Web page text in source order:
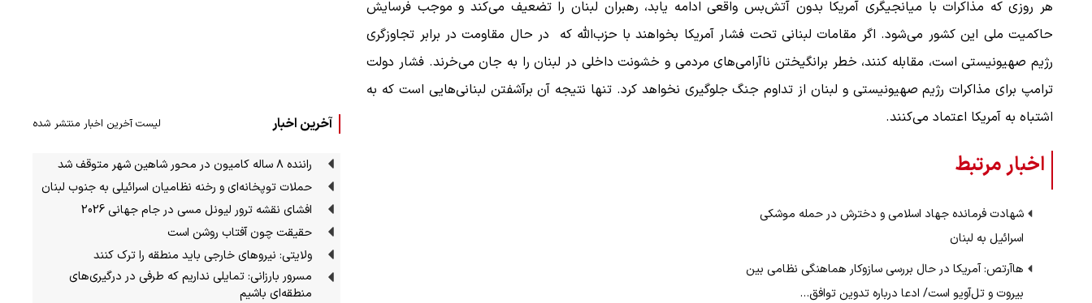
هر روزی که مذاکرات با میانجیگری آمریکا بدون آتش‌بس واقعی ادامه یابد، رهبران لبنان را تضعیف می‌کند و موجب فرسایش
حاکمیت ملی این کشور می‌شود. اگر مقامات لبنانی تحت فشار آمریکا بخواهند با حزب‌الله که در حال مقاومت در برابر تجاوزگری
رژیم صهیونیستی است، مقابله کنند، خطر برانگیختن ناآرامی‌های مردمی و خشونت داخلی در لبنان را به جان می‌خرند. فشار دولت
ترامپ برای مذاکرات رژیم صهیونیستی و لبنان از تداوم جنگ جلوگیری نخواهد کرد. تنها نتیجه آن برآشفتن لبنانی‌هایی است که به
اشتباه به آمریکا اعتماد می‌کنند.
اخبار مرتبط
شهادت فرمانده جهاد اسلامی و دخترش در حمله موشکی
اسرائیل به لبنان
هاآرتص: آمریکا در حال بررسی سازوکار هماهنگی نظامی بین
بیروت و تل‌آویو است/ ادعا درباره تدوین توافق…
آخرین اخبار لیست آخرین اخبار منتشر شده
راننده ۸ ساله کامیون در محور شاهین شهر متوقف شد
حملات توپخانه‌ای و رخنه نظامیان اسرائیلی به جنوب لبنان
افشای نقشه ترور لیونل مسی در جام جهانی 2026
حقیقت چون آفتاب روشن است
ولایتی: نیروهای خارجی باید منطقه را ترک کنند
مسرور بارزانی: تمایلی نداریم که طرفی در درگیری‌های
منطقه‌ای باشیم